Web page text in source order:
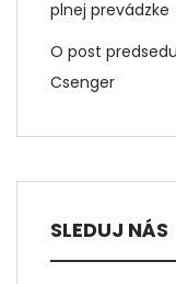
plnej prevádzke
O post
Csenger
SLEDUJ NÁS